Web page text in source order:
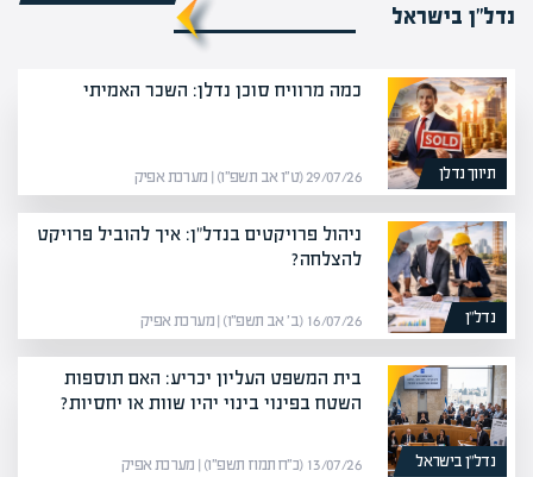
נדל”ן בישראל
תיווך נדלן
כמה מרוויח סוכן נדלן: השכר האמיתי
29/07/26 (ט״ו אב תשפ״ו) | מערכת אפיק
נדל”ן
ניהול פרויקטים בנדל"ן: איך להוביל פרויקט
להצלחה?
16/07/26 (ב׳ אב תשפ״ו) | מערכת אפיק
נדל”ן בישראל
בית המשפט העליון יכריע: האם תוספות
השטח בפינוי בינוי יהיו שוות או יחסיות?
13/07/26 (כ״ח תמוז תשפ״ו) | מערכת אפיק